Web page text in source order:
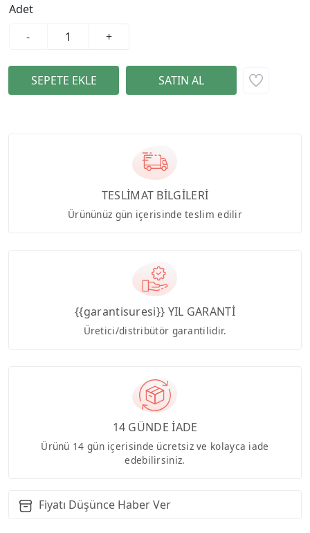
Adet
-
+
TESLİMAT BİLGİLERİ
Ürününüz gün içerisinde teslim edilir
{{garantisuresi}} YIL GARANTİ
Üretici/distribütör garantilidir.
14 GÜNDE İADE
Ürünü 14 gün içerisinde ücretsiz ve kolayca iade
edebilirsiniz.
Fiyatı Düşünce Haber Ver